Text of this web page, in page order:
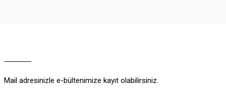
Bu ürüne benzer farklı alternatifler olmalı.
Mail adresinizle e-bültenimize kayıt olabilirsiniz.